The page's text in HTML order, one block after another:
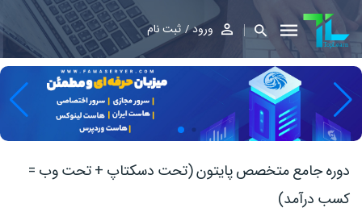
ورود ثبت نام
دوره جامع متخصص پایتون (تحت دسکتاپ + تحت وب =
کسب درآمد)